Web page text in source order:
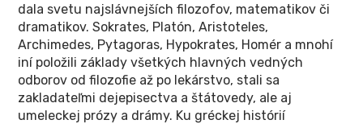
dala svetu najslávnejších filozofov, matematikov či
dramatikov. Sokrates, Platón, Aristoteles,
Archimedes, Pytagoras, Hypokrates, Homér a mnohí
iní položili základy všetkých hlavných vedných
odborov od filozofie až po lekárstvo, stali sa
zakladateľmi dejepisectva a štátovedy, ale aj
umeleckej prózy a drámy. Ku gréckej histórií